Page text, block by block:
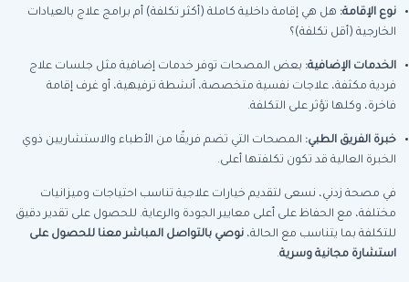
نوع الإقامة: هل هي إقامة داخلية كاملة (أكثر تكلفة) أم برامج علاج بالعيادات
الخارجية (أقل تكلفة)؟
الخدمات الإضافية: بعض المصحات توفر خدمات إضافية مثل جلسات علاج
فردية مكثفة، علاجات نفسية متخصصة، أنشطة ترفيهية، أو غرف إقامة
فاخرة، وكلها تؤثر على التكلفة.
خبرة الفريق الطبي: المصحات التي تضم فريقًا من الأطباء والاستشاريين ذوي
الخبرة العالية قد تكون تكلفتها أعلى.
في مصحة زدني، نسعى لتقديم خيارات علاجية تناسب احتياجات وميزانيات
مختلفة، مع الحفاظ على أعلى معايير الجودة والرعاية. للحصول على تقدير دقيق
للتكلفة بما يتناسب مع الحالة، نوصي بالتواصل المباشر معنا للحصول على
استشارة مجانية وسرية.